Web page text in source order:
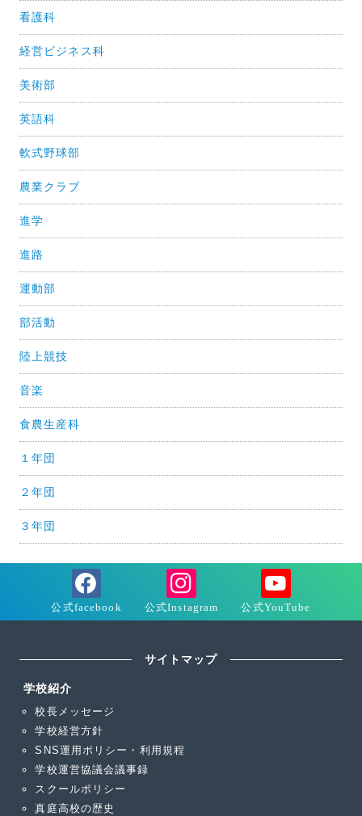
看護科
経営ビジネス科
美術部
英語科
軟式野球部
農業クラブ
進学
進路
運動部
部活動
陸上競技
音楽
食農生産科
１年団
２年団
３年団
サイトマップ
学校紹介
校長メッセージ
学校経営方針
SNS運用ポリシー・利用規程
学校運営協議会議事録
スクールポリシー
真庭高校の歴史